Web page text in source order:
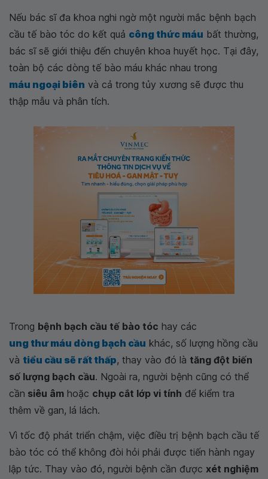
Nếu bác sĩ đa khoa nghi ngờ một người mắc bệnh bạch
cầu tế bào tóc do kết quả công thức máu bất thường,
bác sĩ sẽ giới thiệu đến chuyên khoa huyết học. Tại đây,
toàn bộ các dòng tế bào máu khác nhau trong
máu ngoại biên và cả trong tủy xương sẽ được thu
thập mẫu và phân tích.
Trong bệnh bạch cầu tế bào tóc hay các
ung thư máu dòng bạch cầu khác, số lượng hồng cầu
và tiểu cầu sẽ rất thấp, thay vào đó là tăng đột biến
số lượng bạch cầu. Ngoài ra, người bệnh cũng có thể
cần siêu âm hoặc chụp cắt lớp vi tính để kiểm tra
thêm về gan, lá lách.
Vì tốc độ phát triển chậm, việc điều trị bệnh bạch cầu tế
bào tóc có thể không đòi hỏi phải được tiến hành ngay
lập tức. Thay vào đó, người bệnh cần được xét nghiệm